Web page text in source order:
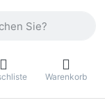
Warenkorb